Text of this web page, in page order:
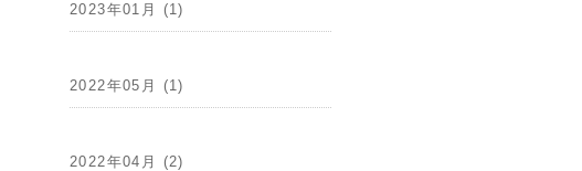
2023年01月 (1)
2022年05月 (1)
2022年04月 (2)